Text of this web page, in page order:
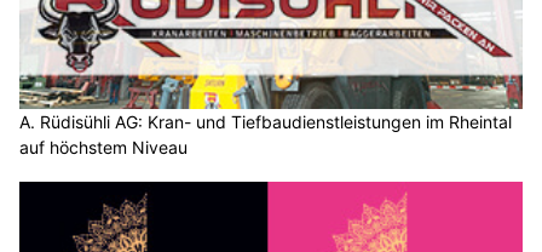
A. Rüdisühli AG: Kran- und Tiefbaudienstleistungen im Rheintal
auf höchstem Niveau